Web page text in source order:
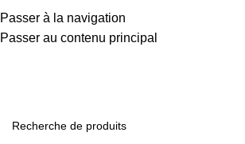
Passer à la navigation
Passer au contenu principal
Infos@adcelectronique.com